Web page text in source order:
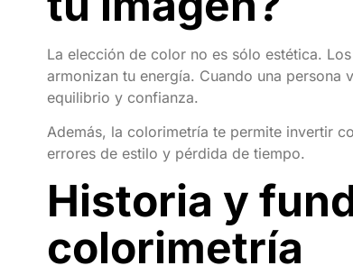
La elección de color no es sólo estética.
armonizan tu energía. Cuando una persona
equilibrio y confianza.
Además, la colorimetría te permite invertir
errores de estilo y pérdida de tiempo.
Historia y
colorimetría